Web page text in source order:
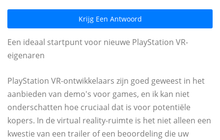
Krijg Een Antwoord
Een ideaal startpunt voor nieuwe PlayStation VR-
eigenaren
PlayStation VR-ontwikkelaars zijn goed geweest in het
aanbieden van demo's voor games, en ik kan niet
onderschatten hoe cruciaal dat is voor potentiële
kopers. In de virtual reality-ruimte is het niet alleen een
kwestie van een trailer of een beoordeling die uw